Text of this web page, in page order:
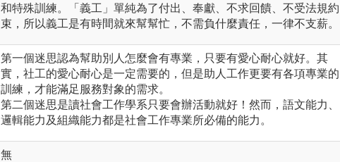
和特殊訓練。「義工」單純為了付出、奉獻、不求回饋、不受法規約
束，所以義工是有時間就來幫幫忙，不需負什麼責任，一律不支薪。
第一個迷思認為幫助別人怎麼會有專業，只要有愛心耐心就好。其
實，社工的愛心耐心是一定需要的，但是助人工作更要有各項專業的
訓練，才能滿足服務對象的需求。
第二個迷思是讀社會工作學系只要會辦活動就好！然而，語文能力、
邏輯能力及組織能力都是社會工作專業所必備的能力。
無